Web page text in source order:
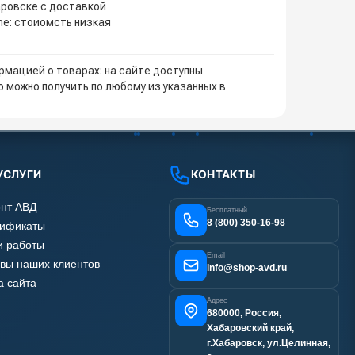
с доставкой
стоиомсть низкая
о товарах: на сайте доступны
получить по любому из указанных в
АВД
работы
наших клиентов
сайта
КОНТАКТЫ
Бесплатный
8 (800) 350-16-98
Email
info@shop-avd.ru
Адрес
680000, Россия,
Хабаровский край,
г.Хабаровск, ул.Целинная,